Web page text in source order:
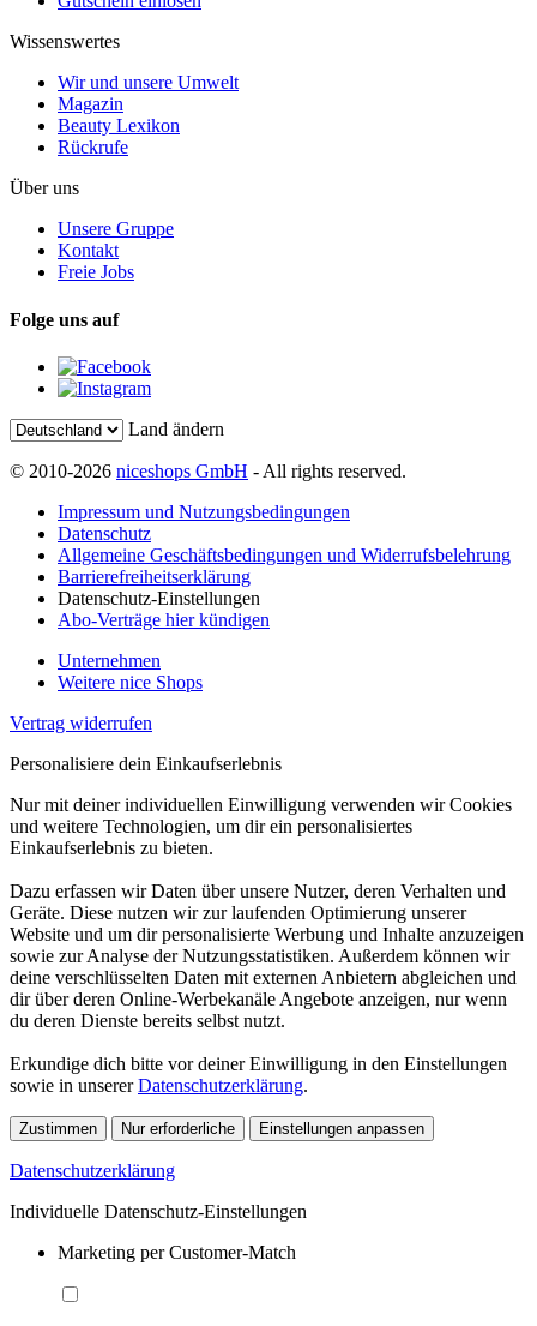
Wissenswertes
Wir und unsere Umwelt
Magazin
Beauty Lexikon
Rückrufe
Über uns
Unsere Gruppe
Kontakt
Freie Jobs
Folge uns auf
Land ändern
© 2010-2026 niceshops GmbH - All rights reserved.
Impressum und Nutzungsbedingungen
Datenschutz
Allgemeine Geschäftsbedingungen und Widerrufsbelehrung
Barrierefreiheitserklärung
Datenschutz-Einstellungen
Abo-Verträge hier kündigen
Unternehmen
Weitere nice Shops
Vertrag widerrufen
Personalisiere dein Einkaufserlebnis
Nur mit deiner individuellen Einwilligung verwenden wir Cookies
und weitere Technologien, um dir ein personalisiertes
Einkaufserlebnis zu bieten.
Dazu erfassen wir Daten über unsere Nutzer, deren Verhalten und
Geräte. Diese nutzen wir zur laufenden Optimierung unserer
Website und um dir personalisierte Werbung und Inhalte anzuzeigen
sowie zur Analyse der Nutzungsstatistiken. Außerdem können wir
deine verschlüsselten Daten mit externen Anbietern abgleichen und
dir über deren Online-Werbekanäle Angebote anzeigen, nur wenn
du deren Dienste bereits selbst nutzt.
Erkundige dich bitte vor deiner Einwilligung in den Einstellungen
sowie in unsererDatenschutzerklärung.
Zustimmen Nur erforderliche Einstellungen anpassen
Datenschutzerklärung
Individuelle Datenschutz-Einstellungen
Marketing per Customer-Match